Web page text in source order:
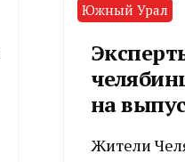
Южный Урал
на
Жители